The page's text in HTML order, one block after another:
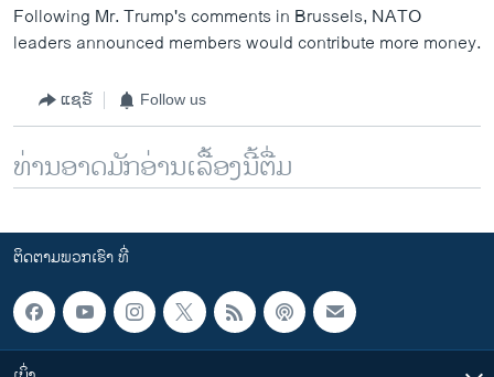
Following Mr. Trump's comments in Brussels, NATO
leaders announced members would contribute more money.
ແຊຣ໌ Follow us
ທ່ານອາດມັກອ່ານເລື້ອງນີ້ຕື່ມ
ຕິດຕາມພວກເຮົາ ທີ່